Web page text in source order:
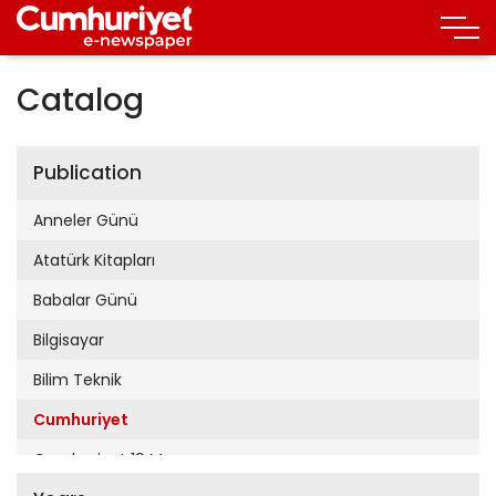
Catalog
Publication
Anneler Günü
Atatürk Kitapları
Babalar Günü
Bilgisayar
Bilim Teknik
Cumhuriyet
Cumhuriyet 19 Mayıs